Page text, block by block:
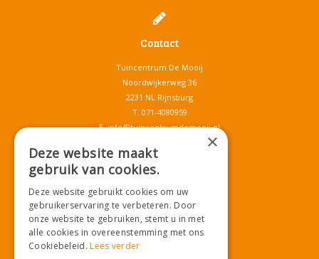
Contact
Tuincentrum De Mooij
Noordwijkerweg 36
2231 NL Rijnsburg
T. 071-4080959
E.info@tuincentrumdemooij.nl
Download onze App!
×
Deze website maakt
gebruik van cookies.
Deze website gebruikt cookies om uw
gebruikerservaring te verbeteren. Door
onze website te gebruiken, stemt u in met
alle cookies in overeenstemming met ons
Cookiebeleid.Lees verder